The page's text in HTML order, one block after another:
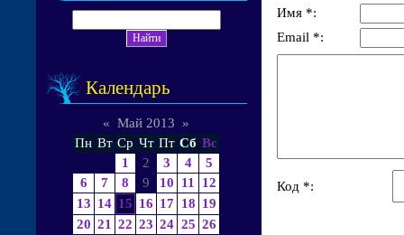
Календарь
« Май 2013
»
Пн Вт Ср Чт Пт Сб Вс
1
2 3 4
5
6
7 8 9 10 11
12
13 14 15 16 17 18 19
20 21 22 23 24 25 26
Имя *:
Email *:
Код *: